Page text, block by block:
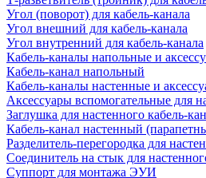
Угол (поворот) для кабель-канала
Угол внешний для кабель-канала
Угол внутренний для кабель-канала
Кабель-каналы напольные и
Кабель-канал напольный
Кабель-каналы настенные и
Аксессуары вспомогательные для
Заглушка для настенного кабель-
Кабель-канал настенный
Разделитель-перегородка для
Соединитель на стык для
Суппорт для монтажа ЭУИ